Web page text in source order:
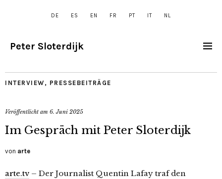
DE ES EN FR PT IT NL
Peter Sloterdijk
INTERVIEW , PRESSEBEITRÄGE
Veröffentlicht am 6. Juni 2025
Im Gespräch mit Peter Sloterdijk
von arte
arte.tv – Der Journalist Quentin Lafay traf den